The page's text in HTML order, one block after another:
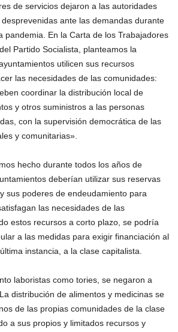
de servicios dejaron a las autoridades
ante las demandas durante
pandemia. En la Carta de los Trabajadores
Partido Socialista, planteamos la
utilicen sus recursos
las necesidades de las comunidades:
coordinar la distribución local de
y otros suministros a las personas
con la supervisión democrática de las
y comunitarias».
hecho durante todos los años de
deberían utilizar sus reservas
sus poderes de endeudamiento para
las necesidades de las
estos recursos a corto plazo, se podría
a las medidas para exigir financiación al
instancia, a la clase capitalista.
laboristas como tories, se negaron a
distribución de alimentos y medicinas se
de las propias comunidades de la clase
a sus propios y limitados recursos y